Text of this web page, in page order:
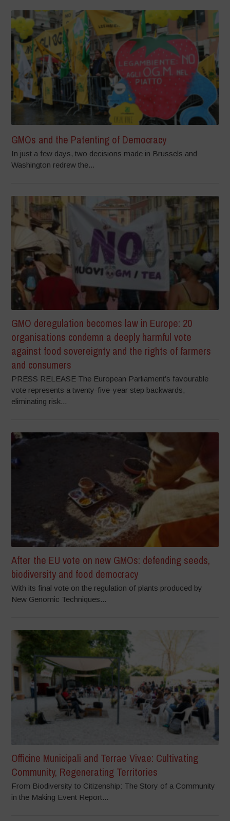
GMOs and the Patenting of Democracy
In just a few days, two decisions made in Brussels and
Washington redrew the...
GMO deregulation becomes law in Europe: 20
organisations condemn a deeply harmful vote
against food sovereignty and the rights of farmers
and consumers
PRESS RELEASE The European Parliament’s favourable
vote represents a twenty-five-year step backwards,
eliminating risk...
After the EU vote on new GMOs: defending seeds,
biodiversity and food democracy
With its final vote on the regulation of plants produced by
New Genomic Techniques...
Officine Municipali and Terrae Vivae: Cultivating
Community, Regenerating Territories
From Biodiversity to Citizenship: The Story of a Community
in the Making Event Report...